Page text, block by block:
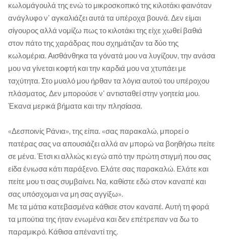
κωλομάγουλά της ενώ το μικροσκοπικό της κιλοτάκι φαινόταν
ανάγλυφο ν' αγκαλιάζει αυτά τα υπέροχα βουνά. Δεν είμαι
σίγουρος αλλά νομίζω πως το κιλοτάκι της είχε χωθεί βαθιά
στον πάτο της χαράδρας που σχημάτιζαν τα δύο της
κωλομέρια. Αισθάνθηκα τα γόνατά μου να λυγίζουν, την ανάσα
μου να γίνεται κοφτή και την καρδιά μου να χτυπάει με
ταχύτητα. Στο μυαλό μου ήρθαν τα λόγια αυτού του υπέροχου
πλάσματος. Δεν μπορούσε ν' αντισταθεί στην γοητεία μου.
Έκανα μερικά βήματα και την πλησίασα.
«Δεσποινίς Ράνια», της είπα. «σας παρακαλώ, μπορεί ο
πατέρας σας να απουσιάζει αλλά αν μπορώ να βοηθήσω πείτε
σε μένα. Έτσι κι αλλιώς κι εγώ από την πρώτη στιγμή που σας
είδα ένιωσα κάτι παράξενο. Ελάτε σας παρακαλώ. Ελάτε και
πείτε μου τι σας συμβαίνει. Να, καθίστε εδώ στον καναπέ και
σας υπόσχομαι να μη σας αγγίξω».
Με τα μάτια κατεβασμένα κάθισε στον καναπέ. Αυτή τη φορά
τα μπούτια της ήταν ενωμένα και δεν επέτρεπαν να δω το
παραμικρό. Κάθισα απέναντί της.